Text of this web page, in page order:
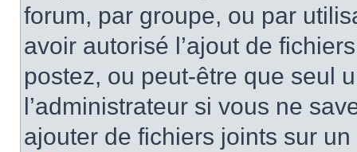
forum, par groupe, ou par
avoir autorisé l’ajout de
postez, ou peut-être que seul
l’administrateur si vous ne
ajouter de fichiers joints sur un